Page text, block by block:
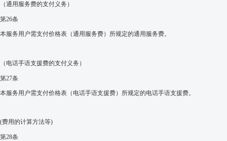
（通用服务费的支付义务）
第26条
本服务用户需支付价格表（通用服务费）所规定的通用服务费。
（电话手语支援费的支付义务）
第27条
本服务用户需支付价格表（电话手语支援费）所规定的电话手语支援费。
(费用的计算方法等)
第28条